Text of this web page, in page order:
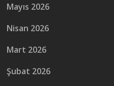
Mayıs 2026
Nisan 2026
Mart 2026
Şubat 2026